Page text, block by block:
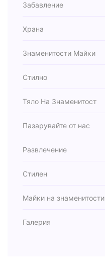
Забавление
Храна
Знаменитости Майки
Стилно
Тяло На Знаменитост
Пазарувайте от нас
Развлечение
Стилен
Майки на знаменитости
Галерия